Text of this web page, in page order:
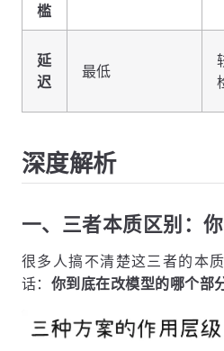
槛
延
迟
最低
深度解析
一、三者本质区别：你
很多人搞不清楚这三者的本
话： 你到底在改模型的哪个部